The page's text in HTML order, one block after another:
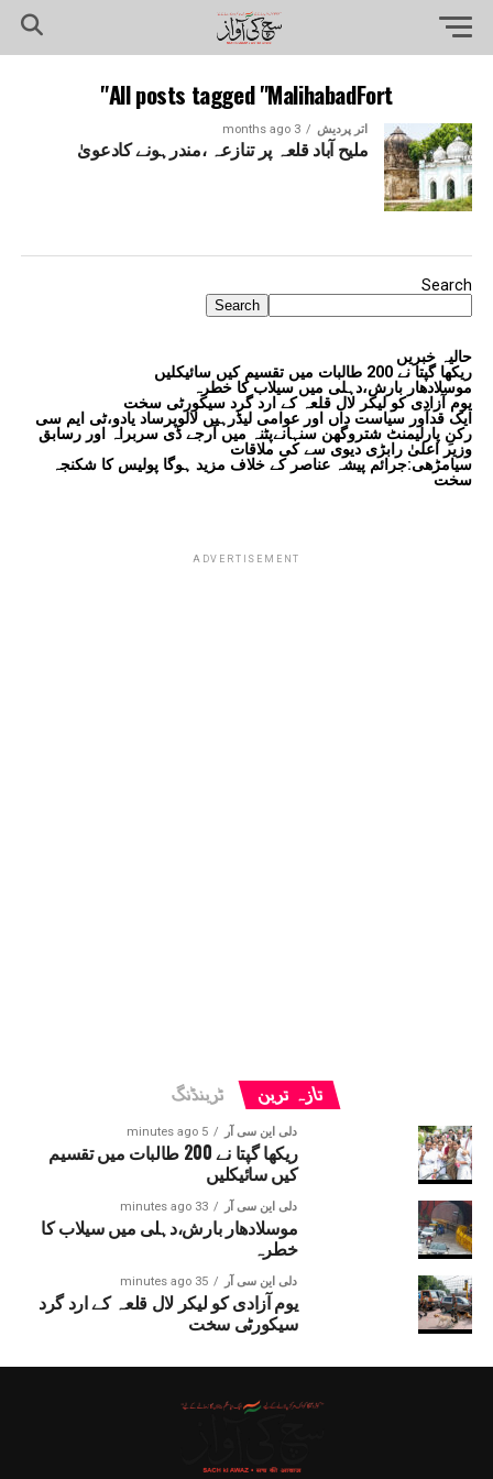
All posts tagged "MalihabadFort"
اتر پردیش 3 months ago
ملیح آباد قلعہ پر تنازعہ ،مندرہونے کادعویٰ
Search
Search
حالیہ خبریں
ریکھا گپتا نے 200 طالبات میں تقسیم کیں سائیکلیں
موسلادھار بارش،دہلی میں سیلاب کا خطرہ
یوم آزادی کو لیکر لال قلعہ کے ارد گرد سیکورٹی سخت
ایک قدآور سیاست داں اور عوامی لیڈرہیں لالوپرساد یادو،ٹی ایم سی
رکنِ پارلیمنٹ شتروگھن سنہانےپٹنہ میں آرجے ڈی سربراہ اور رسابق
وزیر اعلیٰ رابڑی دیوی سے کی ملاقات
سیامڑھی:جرائم پیشہ عناصر کے خلاف مزید ہوگا پولیس کا شکنجہ
سخت
ADVERTISEMENT
تازہ ترین ٹرینڈنگ
دلی این سی آر 5 minutes ago
ریکھا گپتا نے 200 طالبات میں تقسیم
کیں سائیکلیں
دلی این سی آر 33 minutes ago
موسلادھار بارش،دہلی میں سیلاب کا
خطرہ
دلی این سی آر 35 minutes ago
یوم آزادی کو لیکر لال قلعہ کے ارد گرد
سیکورٹی سخت